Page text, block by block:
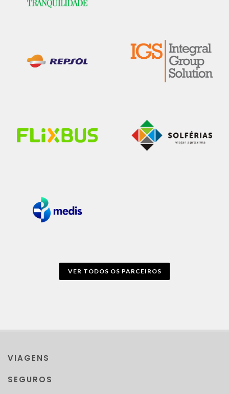
VER TODOS OS PARCEIROS
VIAGENS
SEGUROS